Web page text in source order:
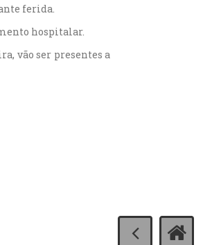
ferida.
hospitalar.
vão ser presentes a